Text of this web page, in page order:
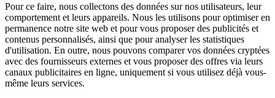
Pour ce faire, nous collectons des données sur nos utilisateurs, leur
comportement et leurs appareils. Nous les utilisons pour optimiser en
permanence notre site web et pour vous proposer des publicités et
contenus personnalisés, ainsi que pour analyser les statistiques
d'utilisation. En outre, nous pouvons comparer vos données cryptées
avec des fournisseurs externes et vous proposer des offres via leurs
canaux publicitaires en ligne, uniquement si vous utilisez déjà vous-
même leurs services.